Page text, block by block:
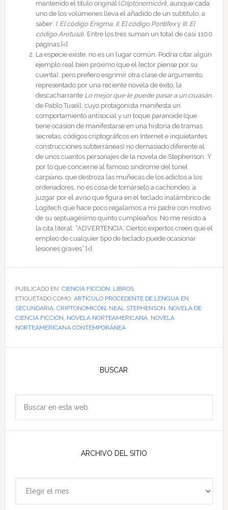
la
ciencia
ficción:
Criptonomicón,
de
Neal
Stephenson
mantenido el título original (Criptonomicón), aunque cada
uno de los volúmenes lleva el añadido de un subtítulo, a
saber: I. El código Enigma, II. El código Pontifexy III. El
código Aretusa). Entre los tres suman un total de casi 1100
páginas. [<]
La especie existe, no es un lugar común. Podría citar algún
ejemplo real bien próximo (que el lector piense por su
cuenta), pero prefiero esgrimir otra clase de argumento,
representado por una reciente novela de éxito, la
descacharrante Lo mejor que le puede pasar a un cruasán,
de Pablo Tusell, cuyo protagonista manifiesta un
comportamiento antisocial y un toque paranoide (que
tiene ocasión de manifestarse en una historia de tramas
secretas, códigos criptográficos en Internet e inquietantes
construcciones subterráneas) no demasiado diferente al
de unos cuantos personajes de la novela de Stephenson. Y
por lo que concierne al famoso síndrome del túnel
carpiano, que destroza las muñecas de los adictos a los
ordenadores, no es cosa de tomárselo a cachondeo, a
juzgar por el aviso que figura en el teclado inalámbrico de
Logitech que hace poco regalamos a mi padre con motivo
de su septuagésimo quinto cumpleaños. No me resisto a
la cita literal: “ADVERTENCIA: Ciertos expertos creen que el
empleo de cualquier tipo de teclado puede ocasionar
lesiones graves”. [<]
PUBLICADO EN: CIENCIA FICCIÓN, LIBROS
ETIQUETADO COMO: ARTÍCULO PROCEDENTE DE LENGUA EN
SECUNDARIA, CRIPTONOMICÓN, NEAL STEPHENSON, NOVELA DE
CIENCIA FICCIÓN, NOVELA NORTEAMERICANA, NOVELA
NORTEAMERICANA CONTEMPORÁNEA
principal
BUSCAR
ARCHIVO DEL SITIO